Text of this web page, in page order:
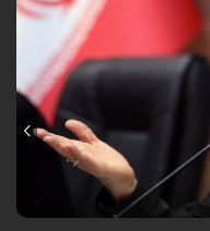
الاستعراضية
بالدبلوماسية الفاشلة.